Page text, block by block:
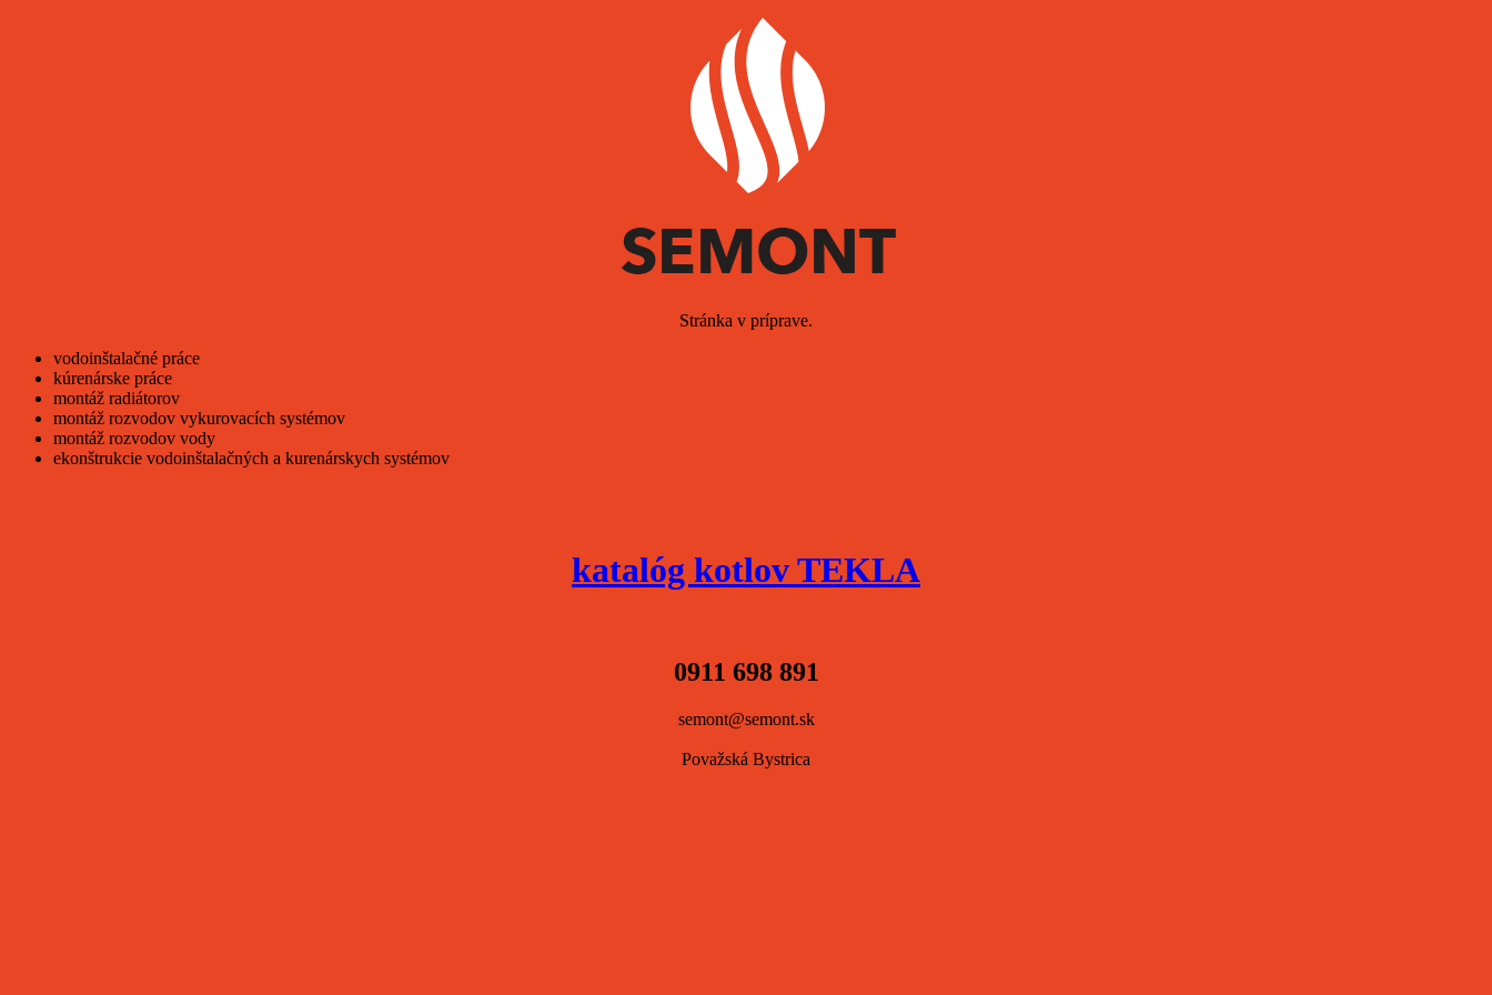
Stránka v príprave.
vodoinštalačné práce
kúrenárske práce
montáž radiátorov
montáž rozvodov vykurovacích systémov
montáž rozvodov vody
ekonštrukcie vodoinštalačných a kurenárskych systémov
katalóg kotlov TEKLA
0911 698 891
semont@semont.sk
Považská Bystrica